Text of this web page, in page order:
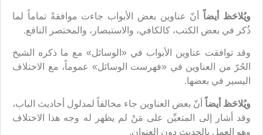
ويُلاحَظ أيضاً أنّ عناوين بعض الأبواب جاءت موافقةً تماماً لما
ذُكر في بعض الكتب، كالكافي، والاستبصار، والمختصر النافع.
وقد توافقت عناوين الأبواب في «الوسائل» مع ما ذكره الشيخ
الحُرّ من العناوين في «فهرست الوسائل» عموماً، مع الاختلاف
اليسير في بعضها.
ويُلاحَظ أيضاً أنّ بعض العناوين جاء مخالفاً لمدلول أحاديث الباب،
وقد أشار إلى المتعيِّن على مَنْ لم يظهر له وجه هذا الاختلاف
وهو العمل بالحديث دون العنوان.